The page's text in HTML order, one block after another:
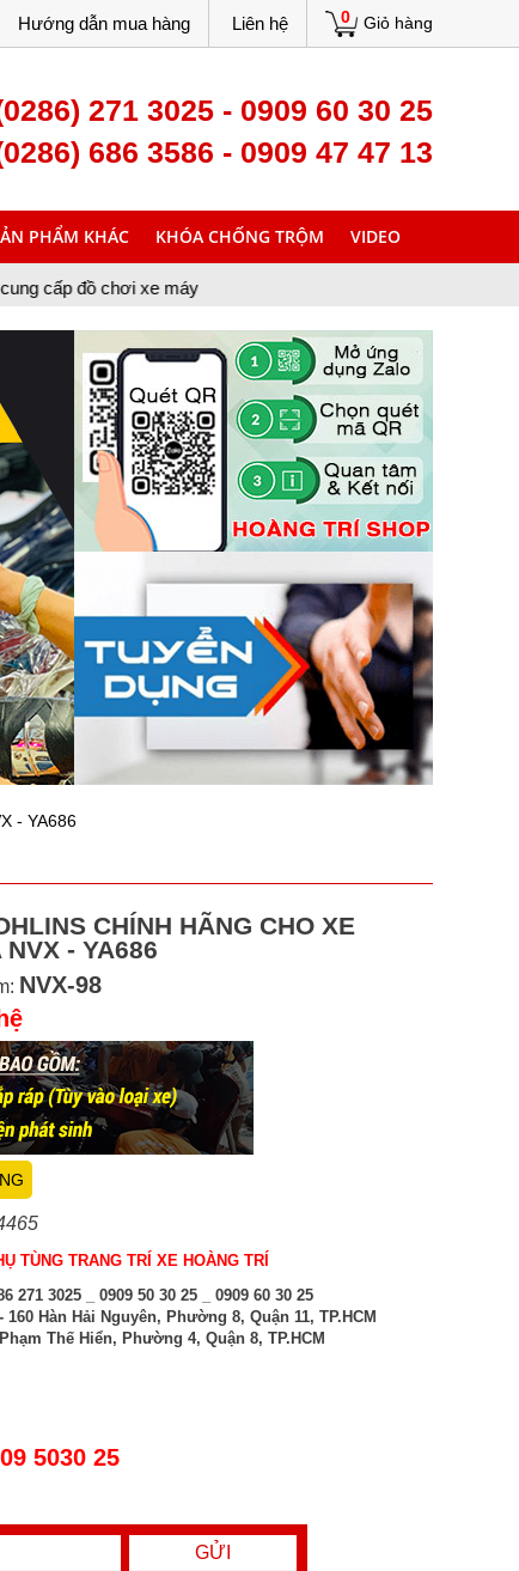
0 Giỏ hàng
Hướng dẫn mua hàng Liên hệ
271 3025 - 0909 60 30 25
686 3586 - 0909 47 47 13
PHẨM KHÁC KHÓA CHỐNG TRỘM VIDEO
xe máy
- YA686
CHÍNH HÃNG CHO XE
NVX - YA686
NVX-98
TÙNG TRANG TRÍ XE HOÀNG TRÍ
271 3025 _ 0909 50 30 25 _ 0909 60 30 25
160 Hàn Hải Nguyên, Phường 8, Quận 11, TP.HCM
Thế Hiển, Phường 4, Quận 8, TP.HCM
5030 25